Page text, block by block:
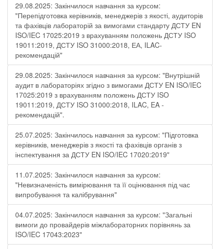
29.08.2025: Закінчилося навчання за курсом:
"Перепідготовка керівників, менеджерів з якості, аудиторів
та фахівців лабораторій за вимогами стандарту ДСТУ EN
ISO/IEC 17025:2019 з врахуванням положень ДСТУ ISO
19011:2019, ДСТУ ISO 31000:2018, ЕА, ILAC-
рекомендацій"
29.08.2025: Закінчилося навчання за курсом: "Внутрішній
аудит в лабораторіях згідно з вимогами ДСТУ EN ISO/IEC
17025:2019 з врахуванням положень ДСТУ ISO
19011:2019, ДСТУ ISO 31000:2018, ILAC, EA -
рекомендацій".
25.07.2025: Закінчилось навчання за курсом: "Підготовка
керівників, менеджерів з якості та фахівців органів з
інспектування за ДСТУ EN ISO/IEC 17020:2019"
11.07.2025: Закінчилося навчання за курсом:
"Невизначеність вимірювання та її оцінювання під час
випробування та калібрування"
04.07.2025: Закінчилося навчання за курсом: "Загальні
вимоги до провайдерів міжлабораторних порівнянь за
ISO/IEC 17043:2023"